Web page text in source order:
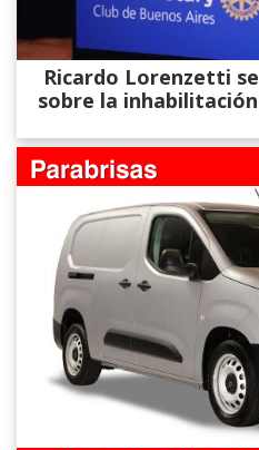
Ricardo Lorenzetti
sobre la